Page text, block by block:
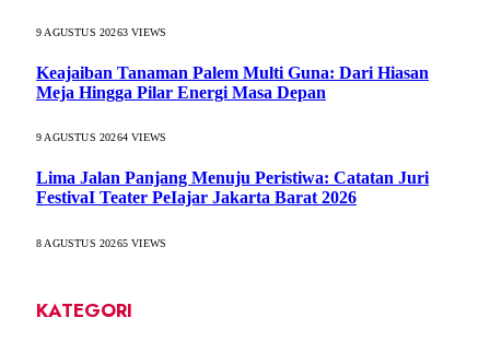
9 AGUSTUS 20263VIEWS
Keajaiban Tanaman Palem Multi Guna: Dari Hiasan
Meja Hingga Pilar Energi Masa Depan
9 AGUSTUS 20264VIEWS
Lima Jalan Panjang Menuju Peristiwa: Catatan Juri
FestivaI Teater PeIajar Jakarta Barat 2026
8 AGUSTUS 20265VIEWS
KATEGORI